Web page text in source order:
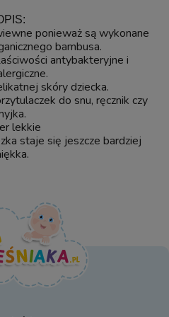
ponieważ są wykonane
bambusa.
antybakteryjne i
skóry dziecka.
do snu, ręcznik czy
lekkie
staje się jeszcze bardziej